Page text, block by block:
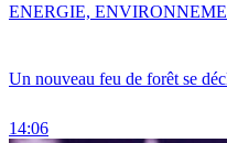
Un nouveau feu de forêt se
14:06
ENERGIE,